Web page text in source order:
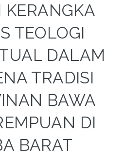
KERANGKA
TEOLOGI
DALAM
TRADISI
BAWA
DI
BARAT